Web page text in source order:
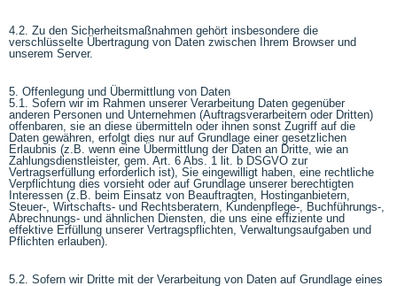
4.2. Zu den Sicherheitsmaßnahmen gehört insbesondere die
verschlüsselte Übertragung von Daten zwischen Ihrem Browser und
unserem Server.
5. Offenlegung und Übermittlung von Daten
5.1. Sofern wir im Rahmen unserer Verarbeitung Daten gegenüber
anderen Personen und Unternehmen (Auftragsverarbeitern oder Dritten)
offenbaren, sie an diese übermitteln oder ihnen sonst Zugriff auf die
Daten gewähren, erfolgt dies nur auf Grundlage einer gesetzlichen
Erlaubnis (z.B. wenn eine Übermittlung der Daten an Dritte, wie an
Zahlungsdienstleister, gem. Art. 6 Abs. 1 lit. b DSGVO zur
Vertragserfüllung erforderlich ist), Sie eingewilligt haben, eine rechtliche
Verpflichtung dies vorsieht oder auf Grundlage unserer berechtigten
Interessen (z.B. beim Einsatz von Beauftragten, Hostinganbietern,
Steuer-, Wirtschafts- und Rechtsberatern, Kundenpflege-, Buchführungs-,
Abrechnungs- und ähnlichen Diensten, die uns eine effiziente und
effektive Erfüllung unserer Vertragspflichten, Verwaltungsaufgaben und
Pflichten erlauben).
5.2. Sofern wir Dritte mit der Verarbeitung von Daten auf Grundlage eines